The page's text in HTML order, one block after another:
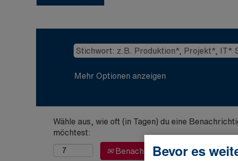
Mehr Optionen anzeigen
Wähle aus, wie oft (in Tagen) du eine
möchtest:
Benachrichtigung erstellen
Bevor es